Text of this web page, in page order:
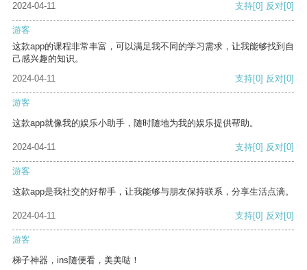
2024-04-11
支持[0] 反对[0]
游客
这款app的课程非常丰富，可以满足我不同的学习需求，让我能够找到自
己感兴趣的知识。
2024-04-11
支持[0] 反对[0]
游客
这款app就像我的娱乐小助手，随时随地为我的娱乐提供帮助。
2024-04-11 支持[0] 反对[0]
游客
这款app是我社交的好帮手，让我能够与朋友保持联系，分享生活点滴。
2024-04-11 支持[0] 反对[0]
游客
梯子神器，ins随便看，美美哒！